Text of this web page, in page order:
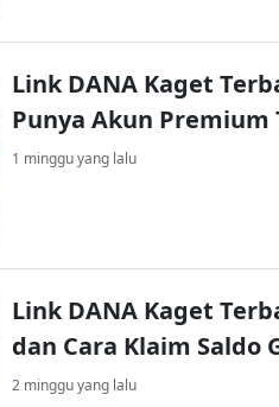
Link DANA Kaget
Punya Akun Premium
1 minggu yang lalu
Link DANA Kaget
dan Cara Klaim Saldo
2 minggu yang lalu